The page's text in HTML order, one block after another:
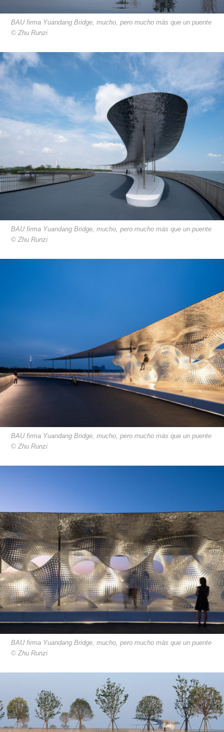
BAU firma Yuandang Bridge, mucho, pero mucho más que un puente
© Zhu Runzi
BAU firma Yuandang Bridge, mucho, pero mucho más que un puente
© Zhu Runzi
BAU firma Yuandang Bridge, mucho, pero mucho más que un puente
© Zhu Runzi
BAU firma Yuandang Bridge, mucho, pero mucho más que un puente
© Zhu Runzi